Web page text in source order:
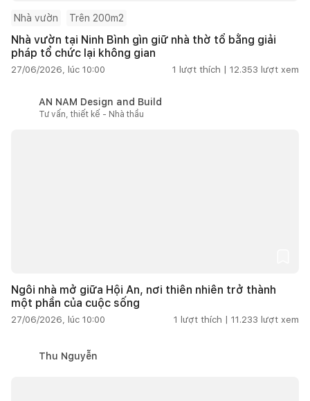
Nhà vườn Trên 200m2
Nhà vườn tại Ninh Bình gìn giữ nhà thờ tổ bằng giải
pháp tổ chức lại không gian
27/06/2026, lúc 10:00 1 lượt thích | 12.353 lượt xem
AN NAM Design and Build
Tư vấn, thiết kế - Nhà thầu
Ngôi nhà mở giữa Hội An, nơi thiên nhiên trở thành
một phần của cuộc sống
27/06/2026, lúc 10:00 1 lượt thích | 11.233 lượt xem
Thu Nguyễn